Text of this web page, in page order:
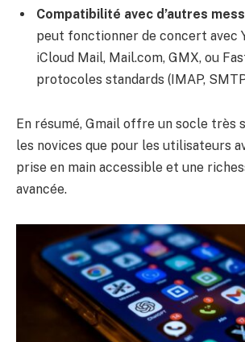
Compatibilité avec d’autres
peut fonctionner de concert avec
iCloud Mail, Mail.com, GMX, ou
protocoles standards (IMAP,
En résumé, Gmail offre un socle très
les novices que pour les utilisateurs
prise en main accessible et une
avancée.